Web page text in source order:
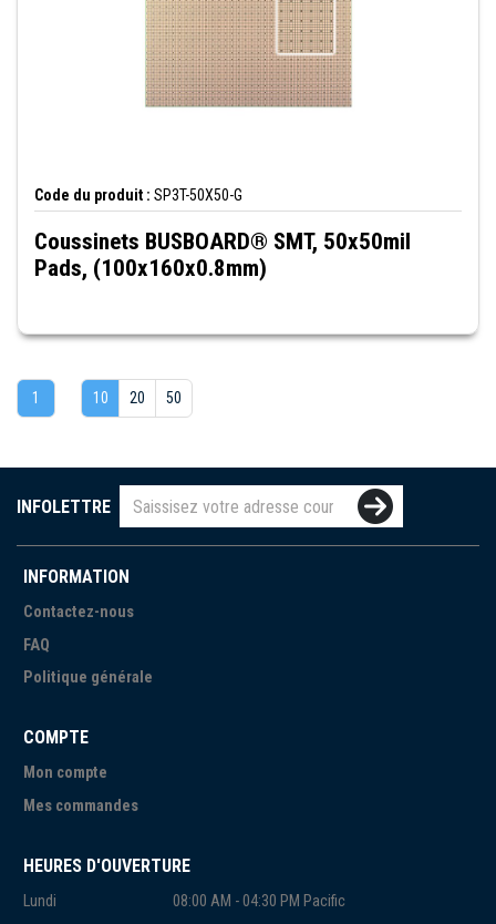
Code du produit : SP3T-50X50-G
Coussinets BUSBOARD® SMT, 50x50mil
Pads, (100x160x0.8mm)
1 10 20 50
INFOLETTRE
INFORMATION
Contactez-nous
FAQ
Politique générale
COMPTE
Mon compte
Mes commandes
HEURES D'OUVERTURE
Lundi 08:00 AM - 04:30 PM Pacific